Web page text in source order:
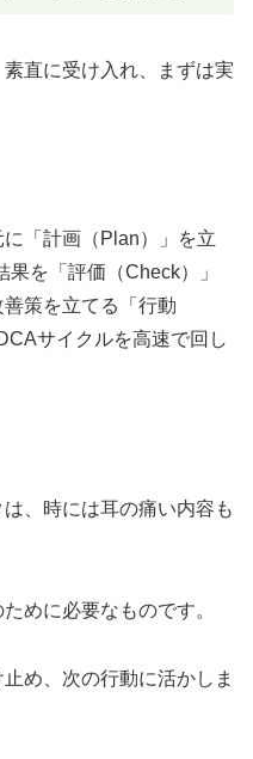
直に受け入れ、まずは実
「計画（Plan）」を立
を「評価（Check）」
策を立てる「行動
サイクルを高速で回し
、時には耳の痛い内容も
めに必要なものです。
め、次の行動に活かしま